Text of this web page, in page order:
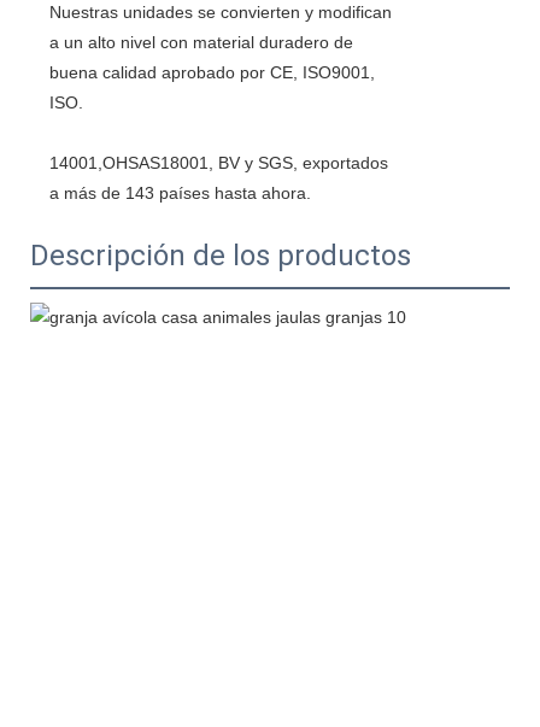
Nuestras unidades se convierten y modifican
a un alto nivel con material duradero de
buena calidad aprobado por CE, ISO9001,
14001,OHSAS18001, BV y SGS, exportados
Descripción de los productos